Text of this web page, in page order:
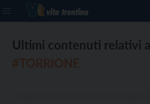
Ultimi contenuti relativi a